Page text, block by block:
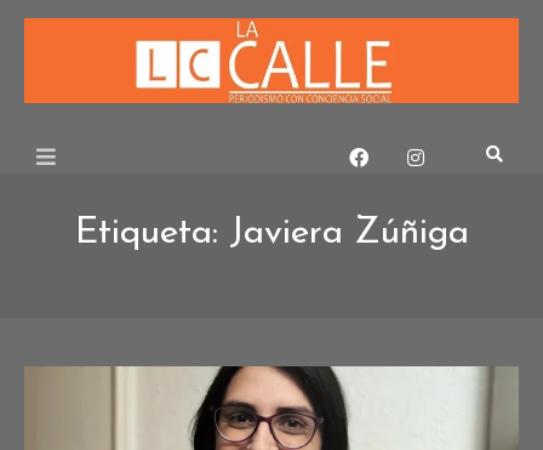
Skip
Etiqueta: Javiera Zúñiga